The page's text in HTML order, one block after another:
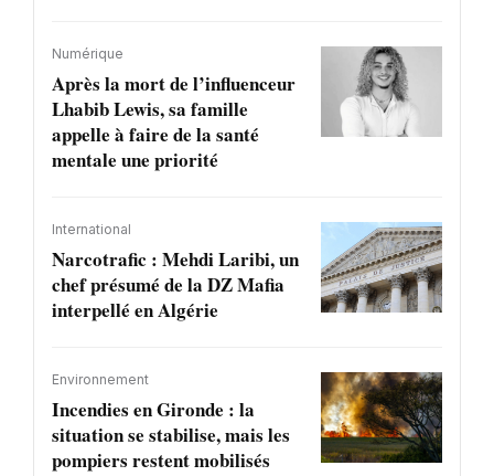
Numérique
Après la mort de l’influenceur
Lhabib Lewis, sa famille
appelle à faire de la santé
mentale une priorité
International
Narcotrafic : Mehdi Laribi, un
chef présumé de la DZ Mafia
interpellé en Algérie
Environnement
Incendies en Gironde : la
situation se stabilise, mais les
pompiers restent mobilisés